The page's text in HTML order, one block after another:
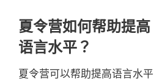
夏令营如何帮助提高
语言水平？
夏令营可以帮助提高语言水平